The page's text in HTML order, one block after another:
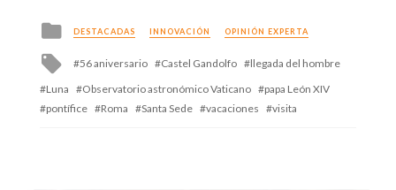
Posted
in
DESTACADAS INNOVACIÓN OPINIÓN EXPERTA
Tagged
56 aniversario Castel Gandolfo
llegada del hombre
Luna
Observatorio astronómico Vaticano
papa León XIV
pontífice
Roma Santa Sede vacaciones visita